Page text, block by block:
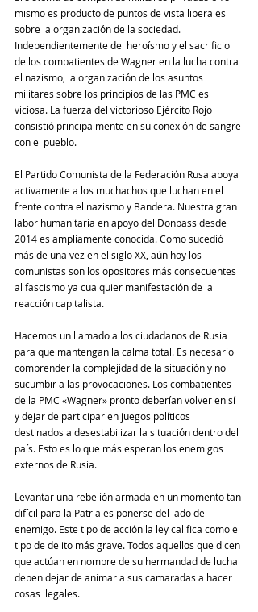
mismo es producto de puntos de vista liberales
sobre la organización de la sociedad.
Independientemente del heroísmo y el sacrificio
de los combatientes de Wagner en la lucha contra
el nazismo, la organización de los asuntos
militares sobre los principios de las PMC es
viciosa. La fuerza del victorioso Ejército Rojo
consistió principalmente en su conexión de sangre
con el pueblo.
El Partido Comunista de la Federación Rusa apoya
activamente a los muchachos que luchan en el
frente contra el nazismo y Bandera. Nuestra gran
labor humanitaria en apoyo del Donbass desde
2014 es ampliamente conocida. Como sucedió
más de una vez en el siglo XX, aún hoy los
comunistas son los opositores más consecuentes
al fascismo ya cualquier manifestación de la
reacción capitalista.
Hacemos un llamado a los ciudadanos de Rusia
para que mantengan la calma total. Es necesario
comprender la complejidad de la situación y no
sucumbir a las provocaciones. Los combatientes
de la PMC «Wagner» pronto deberían volver en sí
y dejar de participar en juegos políticos
destinados a desestabilizar la situación dentro del
país. Esto es lo que más esperan los enemigos
externos de Rusia.
Levantar una rebelión armada en un momento tan
difícil para la Patria es ponerse del lado del
enemigo. Este tipo de acción la ley califica como el
tipo de delito más grave. Todos aquellos que dicen
que actúan en nombre de su hermandad de lucha
deben dejar de animar a sus camaradas a hacer
cosas ilegales.